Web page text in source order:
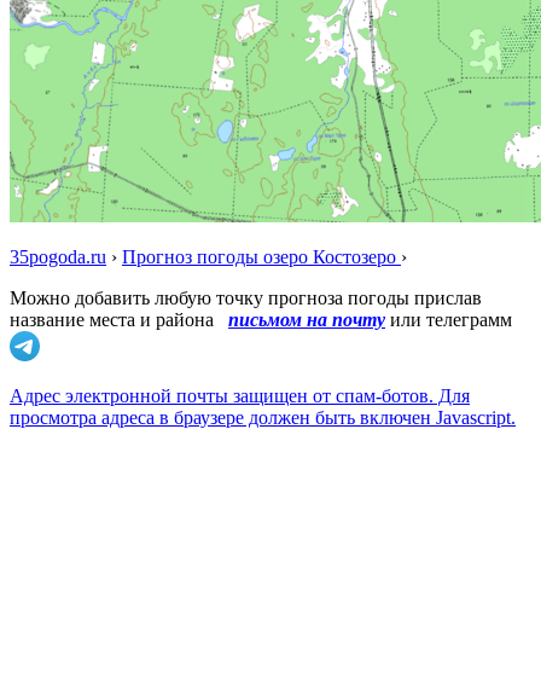
35pogoda.ru › Прогноз погоды озеро Костозеро ›
Можно добавить любую точку прогноза погоды прислав
название места и района
письмом на почту или телеграмм
Адрес электронной почты защищен от спам-ботов. Для
просмотра адреса в браузере должен быть включен Javascript.